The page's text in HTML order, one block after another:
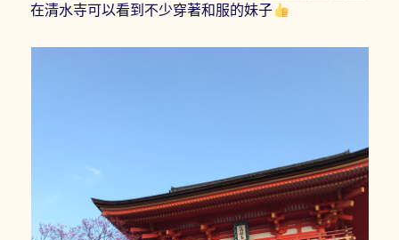
在清水寺可以看到不少穿著和服的妹子